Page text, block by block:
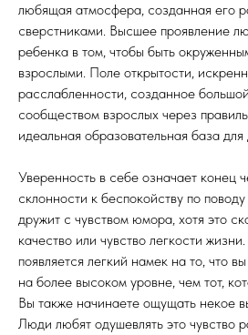
любящая атмосфера, созданная его
сверстниками. Высшее проявление
ребенка в том, чтобы быть
взрослыми. Поле открытости,
расслабленности, созданное
сообществом взрослых через
идеальная образовательная база для
Уверенность в себе означает конец
склонности к беспокойству по
дружит с чувством юмора, хотя это
качество или чувство легкости
появляется легкий намек на то, что
на более высоком уровне, чем тот,
Вы также начинаете ощущать некое
Люди любят одушевлять это чувство